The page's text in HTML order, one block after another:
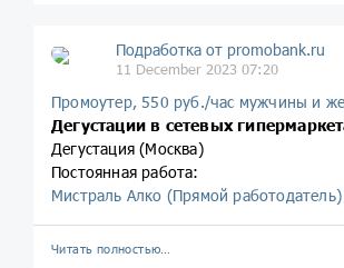
Подработка от promobank.ru
11 December 2023 07:20
Промоутер, 550 руб./час мужчины и
Дегустации в сетевых
Дегустация (Москва)
Постоянная работа:
Мистраль Алко (Прямой работодатель)
Читать полностью…